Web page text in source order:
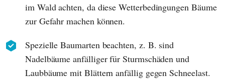
im Wald achten, da diese Wetterbedingungen Bäume
zur Gefahr machen können.
Spezielle Baumarten beachten, z. B. sind
Nadelbäume anfälliger für Sturmschäden und
Laubbäume mit Blättern anfällig gegen Schneelast.